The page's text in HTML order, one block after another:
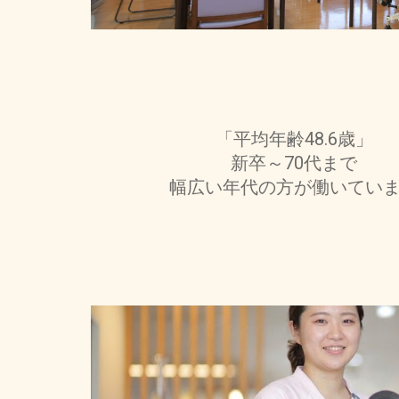
「平均年齢48.6歳」
新卒～70代まで
幅広い年代の方が働いてい